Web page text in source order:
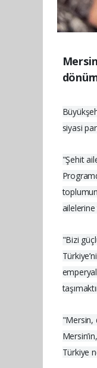
siyasi
"Şehit
"Bizi
"Mersin,
Türkiye